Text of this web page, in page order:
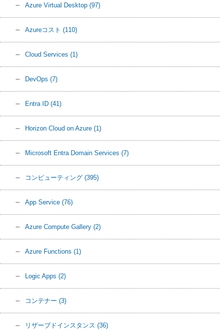
Azure Virtual Desktop (97)
Azureコスト (110)
Cloud Services (1)
DevOps (7)
Entra ID (41)
Horizon Cloud on Azure (1)
Microsoft Entra Domain Services (7)
コンピューティング (395)
App Service (76)
Azure Compute Gallery (2)
Azure Functions (1)
Logic Apps (2)
コンテナー (3)
リザーブドインスタンス (36)